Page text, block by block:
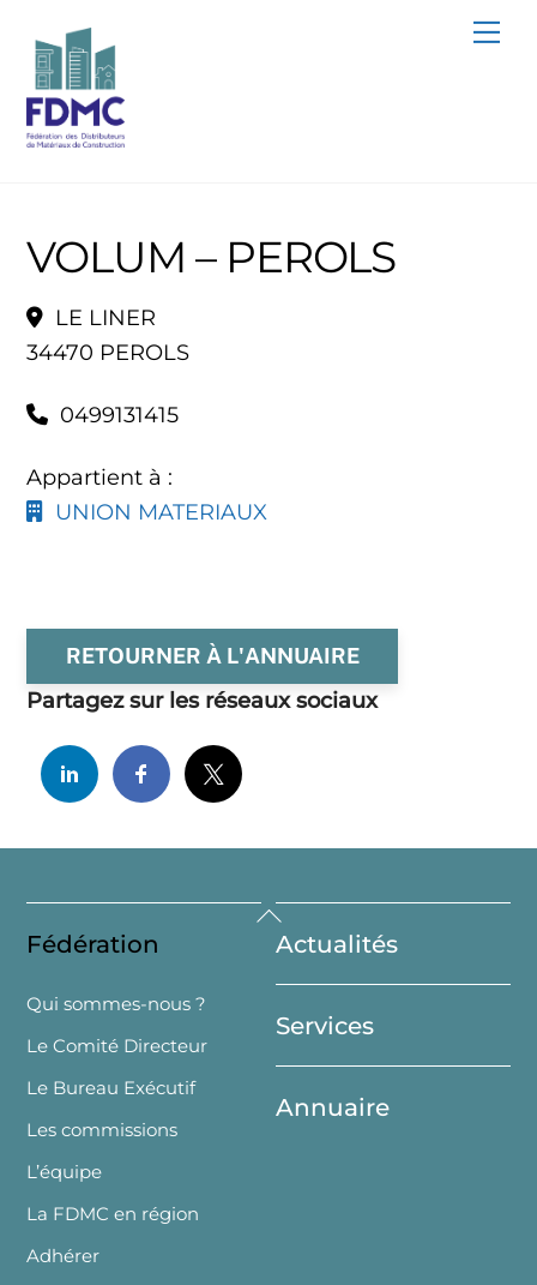
content
VOLUM – PEROLS
LE LINER
34470 PEROLS
0499131415
Appartient à :
UNION MATERIAUX
RETOURNER À L'ANNUAIRE
Partagez sur les réseaux sociaux
Back
To
Top
Fédération
Qui sommes-nous ?
Le Comité Directeur
Le Bureau Exécutif
Les commissions
L’équipe
La FDMC en région
Adhérer
Actualités
Services
Annuaire